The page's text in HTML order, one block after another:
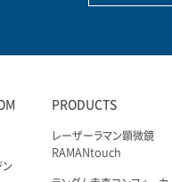
ン
PRODUCTS
レーザーラマン顕微鏡
RAMANtouch